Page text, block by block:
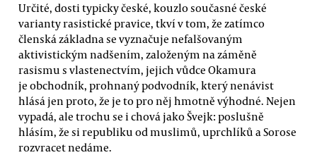
Určité, dosti typicky české, kouzlo současné české
varianty rasistické pravice, tkví v tom, že zatímco
členská základna se vyznačuje nefalšovaným
aktivistickým nadšením, založeným na záměně
rasismu s vlastenectvím, jejich vůdce Okamura
je obchodník, prohnaný podvodník, který nenávist
hlásá jen proto, že je to pro něj hmotně výhodné. Nejen
vypadá, ale trochu se i chová jako Švejk: poslušně
hlásím, že si republiku od muslimů, uprchlíků a Sorose
rozvracet nedáme.